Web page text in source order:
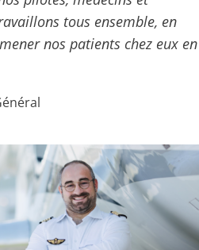
tous ensemble, en
nos patients chez eux en